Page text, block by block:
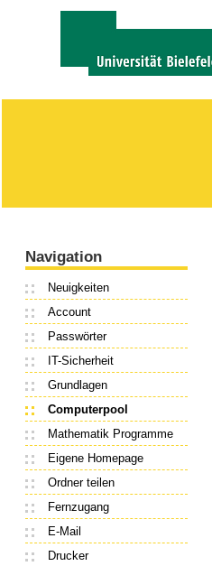
Navigation
Neuigkeiten
Account
Passwörter
IT-Sicherheit
Grundlagen
Computerpool
Mathematik Programme
Eigene Homepage
Ordner teilen
Fernzugang
E-Mail
Drucker